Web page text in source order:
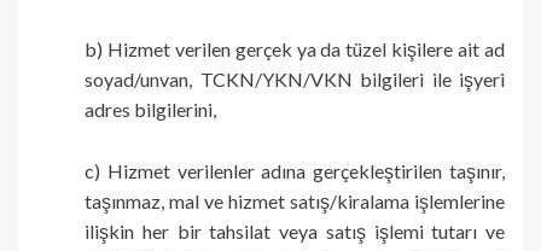
b) Hizmet verilen gerçek ya da tüzel kişilere ait ad
soyad/unvan, TCKN/YKN/VKN bilgileri ile işyeri
adres bilgilerini,
c) Hizmet verilenler adına gerçekleştirilen taşınır,
taşınmaz, mal ve hizmet satış/kiralama işlemlerine
ilişkin her bir tahsilat veya satış işlemi tutarı ve